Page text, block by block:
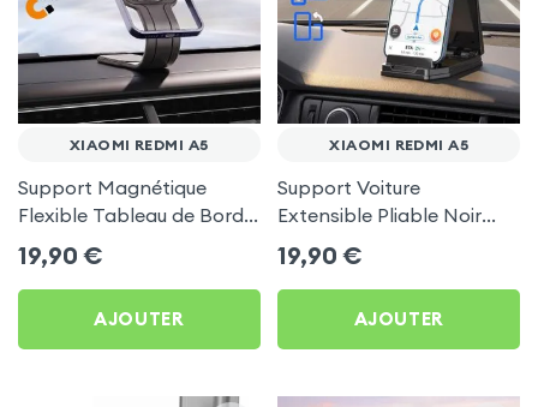
XIAOMI REDMI A5
Support Magnétique
Flexible Tableau de Bord
et Écran central pour
Xiaomi Redmi A5
19,90 €
AJOUTER
XIAOMI REDMI A5
Support Voiture
Extensible Pliable Noir
Carbone pour Xiaomi
Redmi A5
19,90 €
AJOUTER